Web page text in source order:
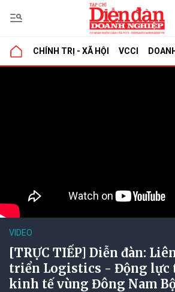
CHÍNH TRỊ - XÃ HỘI VCCI
VIDEO
[TRỰC TIẾP] Diễn đàn:
triển Logistics - Động lực
kinh tế vùng Đông Nam